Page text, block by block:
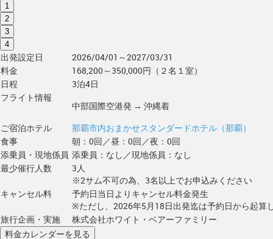
1
2
3
4
出発設定日
2026/04/01～2027/03/31
料金
168,200～350,000円（２名１室）
日程
3泊4日
フライト情報
中部国際空港発 → 沖縄着
ご宿泊ホテル
那覇市内おまかせスタンダードホテル（那覇）
食事
朝：0回／昼：0回／夜：0回
添乗員・現地係員 添乗員：なし／現地係員：なし
最少催行人数
3人
※2サム不可の為、3名以上でお申込みください
キャンセル料
予約日当日よりキャンセル料金発生
※ただし、2026年5月18日出発迄は予約日から起算
旅行企画・実施
株式会社ホワイト・ベアーファミリー